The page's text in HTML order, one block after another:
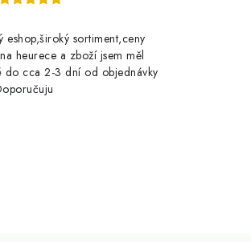
eshop,široký sortiment,ceny
heurece a zboží jsem měl
do cca 2-3 dní od objednávky